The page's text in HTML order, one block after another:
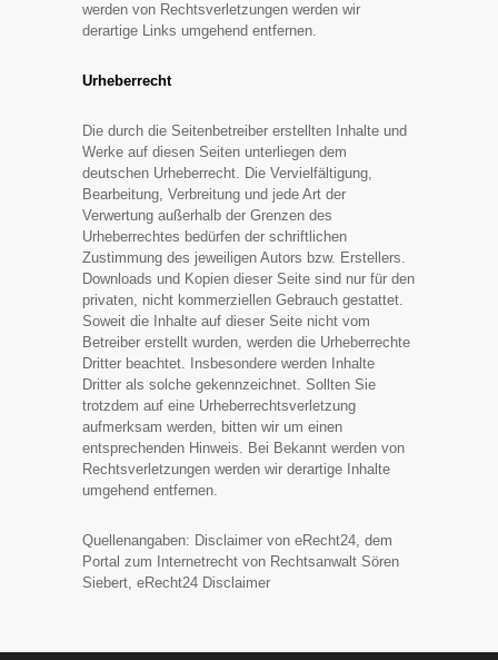
werden von Rechtsverletzungen werden wir
derartige Links umgehend entfernen.
Urheberrecht
Die durch die Seitenbetreiber erstellten Inhalte und
Werke auf diesen Seiten unterliegen dem
deutschen Urheberrecht. Die Vervielfältigung,
Bearbeitung, Verbreitung und jede Art der
Verwertung außerhalb der Grenzen des
Urheberrechtes bedürfen der schriftlichen
Zustimmung des jeweiligen Autors bzw. Erstellers.
Downloads und Kopien dieser Seite sind nur für den
privaten, nicht kommerziellen Gebrauch gestattet.
Soweit die Inhalte auf dieser Seite nicht vom
Betreiber erstellt wurden, werden die Urheberrechte
Dritter beachtet. Insbesondere werden Inhalte
Dritter als solche gekennzeichnet. Sollten Sie
trotzdem auf eine Urheberrechtsverletzung
aufmerksam werden, bitten wir um einen
entsprechenden Hinweis. Bei Bekannt werden von
Rechtsverletzungen werden wir derartige Inhalte
umgehend entfernen.
Quellenangaben: Disclaimer von eRecht24, dem
Portal zum Internetrecht von Rechtsanwalt Sören
Siebert, eRecht24 Disclaimer